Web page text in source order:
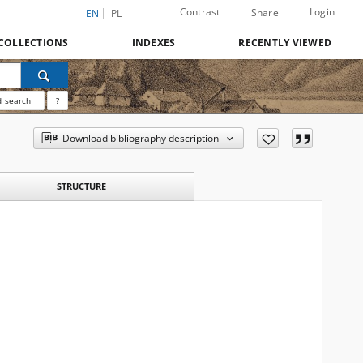
EN PL Contrast Share Login
INDEXES RECENTLY VIEWED
search ?
Download bibliography description
STRUCTURE